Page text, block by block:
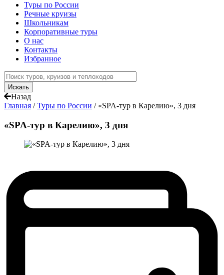
Туры по России
Речные круизы
Школьникам
Корпоративные туры
О нас
Контакты
Избранное
Назад
Главная /Туры по России / «SPA-тур в Карелию», 3 дня
«SPA-тур в Карелию», 3 дня